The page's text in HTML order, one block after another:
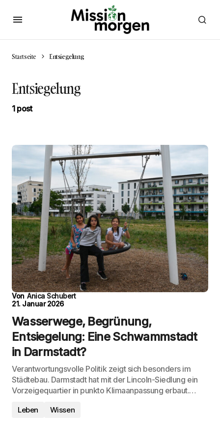
Startseite Entsiegelung
Entsiegelung
1 post
Von Anica Schubert
21. Januar 2026
Wasserwege, Begrünung,
Entsiegelung: Eine Schwammstadt
in Darmstadt?
Verantwortungsvolle Politik zeigt sich besonders im
Städtebau. Darmstadt hat mit der Lincoln-Siedlung ein
Vorzeigequartier in punkto Klimaanpassung erbaut.…
Leben Wissen